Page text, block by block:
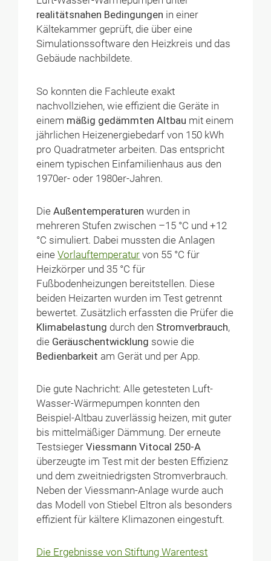
realitätsnahen Bedingungen in einer
Kältekammer geprüft, die über eine
Simulationssoftware den Heizkreis und das
Gebäude nachbildete.
So konnten die Fachleute exakt
nachvollziehen, wie effizient die Geräte in
einem mäßig gedämmten Altbau mit einem
jährlichen Heizenergiebedarf von 150 kWh
pro Quadratmeter arbeiten. Das entspricht
einem typischen Einfamilienhaus aus den
1970er- oder 1980er-Jahren.
DieAußentemperaturen wurden in
mehreren Stufen zwischen –15 °C und +12
°C simuliert. Dabei mussten die Anlagen
eineVorlauftemperatur von 55 °C für
Heizkörper und 35 °C für
Fußbodenheizungen bereitstellen. Diese
beiden Heizarten wurden im Test getrennt
bewertet. Zusätzlich erfassten die Prüfer die
Klimabelastung durch den Stromverbrauch,
die Geräuschentwicklung sowie die
Bedienbarkeit am Gerät und per App.
Die gute Nachricht: Alle getesteten Luft-
Wasser-Wärmepumpen konnten den
Beispiel-Altbau zuverlässig heizen, mit guter
bis mittelmäßiger Dämmung. Der erneute
TestsiegerViessmann Vitocal 250-A
überzeugte im Test mit der besten Effizienz
und dem zweitniedrigsten Stromverbrauch.
Neben der Viessmann-Anlage wurde auch
das Modell von Stiebel Eltron als besonders
effizient für kältere Klimazonen eingestuft.
Die Ergebnisse von Stiftung Warentest